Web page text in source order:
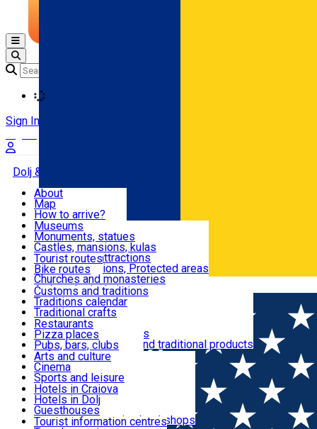
Română
Open main menu
Sign In
Dolj & Craiova
Attractions
Routes
Customs, Traditions
Food & Drinks
Leisure & Fun
Accommodation
Useful
About
Map
How to arrive?
Recommendations
Tourist attractions
News
Museums
Monuments, statues
Castles, mansions, kulas
Architectural attractions
Natural attractions, Protected areas
Churches and monasteries
Archaeological sites
Parks and gardens
Tourist routes
Bike routes
Customs and traditions
Traditions calendar
Traditional crafts
Traditional cuisine
Wineries and vineyards
Local manufacturers and traditional products
Restaurants
Pizza places
Pubs, bars, clubs
Cafes and teahouses
Sweets and ice cream
Fast-food
Arts and culture
Cinema
Sports and leisure
Horse riding
Swimming pools
Zoo
Shopping, souvenirs, bookshops
Hotels in Craiova
Hotels in Dolj
Guesthouses
Villas
Tourist information centres